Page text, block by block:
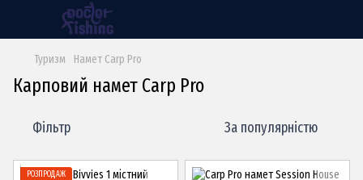
Туризм Намет Carp Pro
Карповий намет Carp Pro
Фільтр За популярністю
РОЗПРОДАЖ